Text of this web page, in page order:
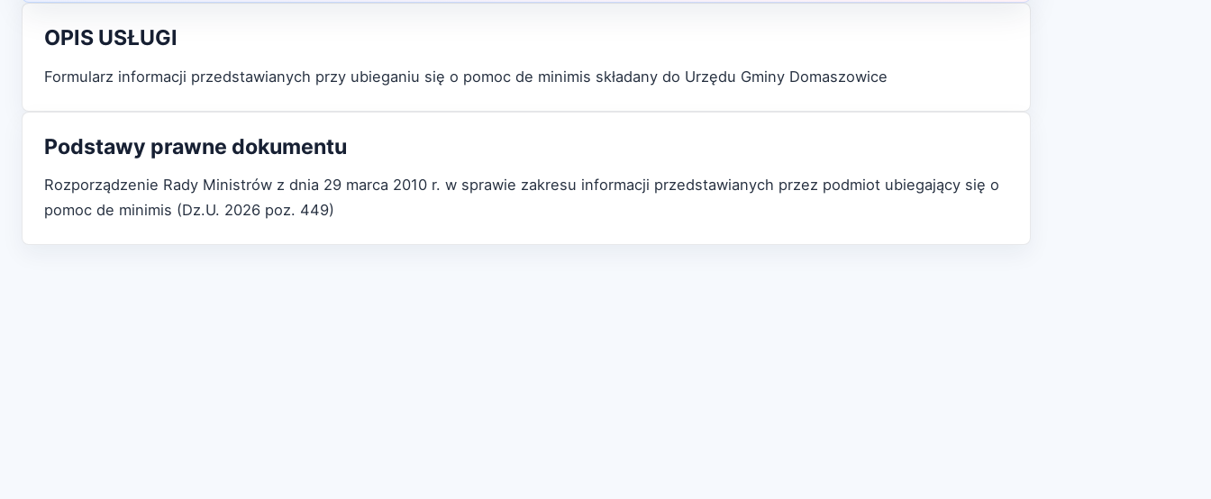
OPIS USŁUGI
Formularz informacji przedstawianych przy ubieganiu się o pomoc de minimis składany do Urzędu Gminy Domaszowice
Podstawy prawne dokumentu
Rozporządzenie Rady Ministrów z dnia 29 marca 2010 r. w sprawie zakresu informacji przedstawianych przez podmiot ubiegający się o
pomoc de minimis (Dz.U. 2026 poz. 449)